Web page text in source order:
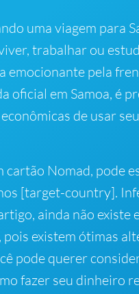
uma viagem para
trabalhar ou
emocionante pela
oficial em Samoa, é
de usar
cartão Nomad, pode
[target-country].
ainda não existe
existem ótimas
pode querer
fazer seu dinheiro